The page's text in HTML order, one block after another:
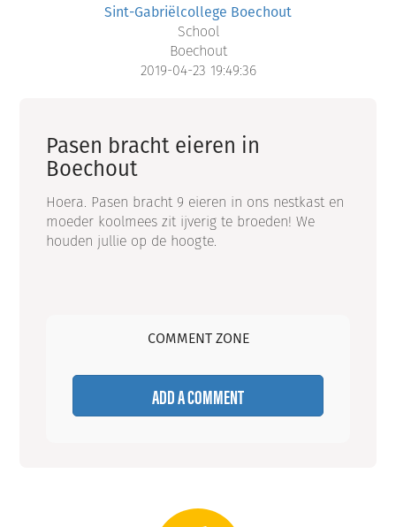
Sint-Gabriëlcollege Boechout
School
Boechout
2019-04-23 19:49:36
Pasen bracht eieren in
Boechout
Hoera. Pasen bracht 9 eieren in ons nestkast en
moeder koolmees zit ijverig te broeden! We
houden jullie op de hoogte.
COMMENT ZONE
ADD A COMMENT